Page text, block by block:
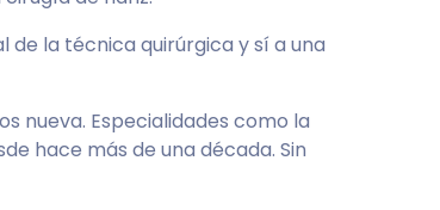
la técnica quirúrgica y sí a una
nueva. Especialidades como la
hace más de una década. Sin